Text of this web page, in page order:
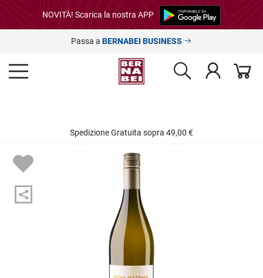
NOVITÀ! Scarica la nostra APP
Passa a BERNABEI BUSINESS
Spedizione Gratuita sopra 49,00 €